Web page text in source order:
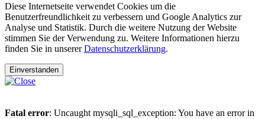
Diese Internetseite verwendet Cookies um die
Benutzerfreundlichkeit zu verbessern und Google Analytics zur
Analyse und Statistik. Durch die weitere Nutzung der Website
stimmen Sie der Verwendung zu. Weitere Informationen hierzu
finden Sie in unsererDatenschutzerklärung.
Einverstanden
Fatal error: Uncaught mysqli_sql_exception: You have an error in